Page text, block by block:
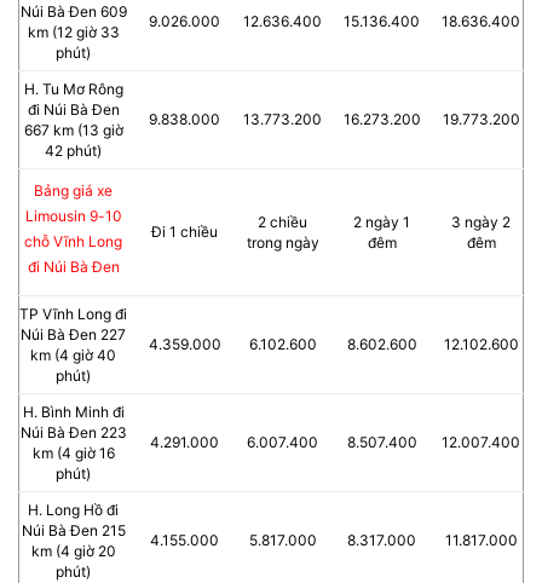
Núi Bà Đen 609
km (12 giờ 33
phút)
9.026.000 12.636.400 15.136.400 18.636.400
H. Tu Mơ Rông
đi Núi Bà Đen
667 km (13 giờ
42 phút)
9.838.000 13.773.200 16.273.200 19.773.200
Bảng giá xe
Limousin 9-10
chỗ Vĩnh Long
đi Núi Bà Đen
Đi 1 chiều
2 chiều
trong ngày
2 ngày 1
đêm
3 ngày 2
đêm
TP Vĩnh Long đi
Núi Bà Đen 227
km (4 giờ 40
phút)
4.359.000 6.102.600 8.602.600 12.102.600
H. Bình Minh đi
Núi Bà Đen 223
km (4 giờ 16
phút)
4.291.000 6.007.400 8.507.400 12.007.400
H. Long Hồ đi
Núi Bà Đen 215
km (4 giờ 20
phút)
4.155.000 5.817.000 8.317.000 11.817.000